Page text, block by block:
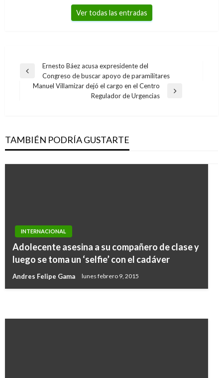
Ver todas las entradas
Navegación
Entrada
anterior
Ernesto Báez acusa expresidente del
Congreso de buscar apoyo de paramilitares
Manuel Villamizar dejó el cargo en el Centro
Regulador de Urgencias
TAMBIÉN PODRÍA GUSTARTE
INTERNACIONAL
Adolecente asesina a su compañero de clase y
luego se toma un ‘selfie’ con el cadáver
Andres Felipe Gama lunes febrero 9, 2015
INTERNACIONAL
Régimen de Maduro rechaza inclusión de
Tareck El Aissami en la lista de personas «más
INTERNACIONAL
Australia de nuevo en alerta por subidas de
temperaturas